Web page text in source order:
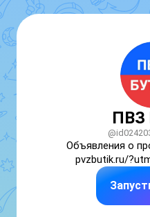
ПВЗ
Объявления о
pvzbutik.ru/